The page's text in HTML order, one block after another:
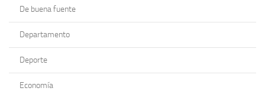
De buena fuente
Departamento
Deporte
Economía